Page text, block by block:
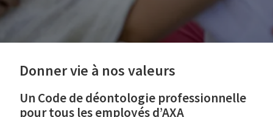
Donner vie à nos valeurs
Un Code de déontologie professionnelle
pour tous les employés d’AXA